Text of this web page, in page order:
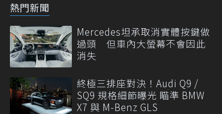
熱門新聞
Mercedes坦承取消實體按鍵做
過頭 但車內大螢幕不會因此
消失
終極三排座對決！Audi Q9 /
SQ9 規格細節曝光 瞄準 BMW
X7 與 M-Benz GLS